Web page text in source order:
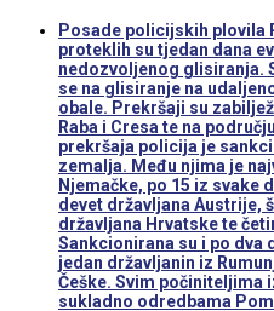
Posade policijskih plovila
proteklih su tjedan dana
nedozvoljenog glisiranja.
se na glisiranje na
obale. Prekršaji su
Raba i Cresa te na
prekršaja policija je
zemalja. Među njima je
Njemačke, po 15 iz svake
devet državljana Austrije,
državljana Hrvatske te
Sankcionirana su i po dva
jedan državljanin iz
Češke. Svim počiniteljima
sukladno odredbama